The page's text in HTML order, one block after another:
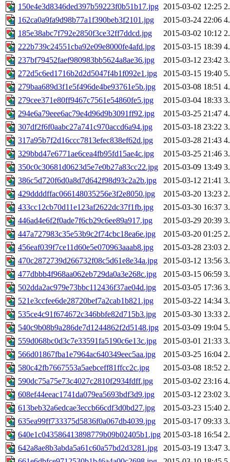
150e4e3d8346ded397b59223f0b51b17.jpg 2015-03-02 12:25
162ca0a9fa9d98b77a1f390beb3f2101.jpg
2015-03-24 22:06
185e38abc7f792e2850f3ce32ff7ddcd.jpg
2015-03-02 10:12
222b739c24551cba92e09e8000fe4afd.jpg
2015-03-15 18:39
237bf79452faef980983bb5624a8ae36.jpg
2015-03-12 23:42
272d5c6ed1716b2d2d5047f4b1f092e1.jpg
2015-03-15 19:40
279baa689d3f1e5f496de4be93761e5b.jpg
2015-03-08 18:51
279cee371e80ff9467c7561e54860fe5.jpg
2015-03-04 18:33
294e6a79eee6ac79e4d96d9b3091ff92.jpg
2015-03-25 21:47
307df2f6f0aabc27a741c970accd6a94.jpg
2015-03-18 23:22
317a95b7f2d16ccc7813efec838ef62d.jpg
2015-03-28 21:43
329bbd47e6771ae6cea4fb95fd15ae4c.jpg
2015-03-25 21:46
350c0c30681d0623d5e7e0b27a83cc22.jpg 2015-03-09 13:49
386c5d720f6d0a8d7d642f98d93c2a2b.jpg
2015-03-12 21:41
429ddddffac066148035256e3f2e8050.jpg
2015-03-20 13:23
433cc12cb70d11e123af2622dc37f1fb.jpg
2015-03-30 16:37
446ad4e6f2f0ade7f6cb29c6ee89a917.jpg
2015-03-29 20:39
447a727983c35e53b9c2f74cbc18ea6e.jpg
2015-03-20 01:25
456eaf039f7ce11d60e5e070963aaab8.jpg
2015-03-28 23:03
470c2872739d266732f08c5d61e8e34a.jpg
2015-03-12 13:56
477dbbb4f968aa062eb729da0a3e268c.jpg
2015-03-15 06:59
502dda2ac979e73bbc112436f37ae04d.jpg
2015-03-05 17:36
521e3ccfee6de28720bef7a2cab1b821.jpg
2015-03-22 14:34
535ce4c91f674672c346bbfe82d715b3.jpg
2015-03-30 13:33
540c9b08b9a286de7d1244862f2d5148.jpg 2015-03-09 19:04
559d068bc0d3c7e33591fa5190c6e13c.jpg
2015-03-01 21:33
566d01867fba1e7964ac640349eec5aa.jpg
2015-03-25 16:04
580c42fb7667553a5aebceff81ffcc2c.jpg
2015-03-08 18:52
590dc75a75e73c4027c2810f2934fdff.jpg
2015-03-02 23:16
608ef44eeac1741da079ea5693bdf3d9.jpg
2015-03-12 23:02
613beb32a6edcae3eccb66cdf3d0bd27.jpg
2015-03-23 15:40
635ea99ff733375d5836f0a067db4039.jpg
2015-03-17 09:33
640e1c043586413898779b09b02405b1.jpg 2015-03-18 16:54
642a8ae8b3abda5a61c60a57bd2d3281.jpg
2015-03-19 13:47